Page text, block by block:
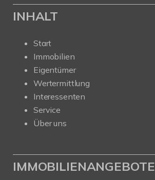
INHALT
Start
Immobilien
Eigentümer
Wertermittlung
Interessenten
Service
Über uns
IMMOBILIENANGEBOTE